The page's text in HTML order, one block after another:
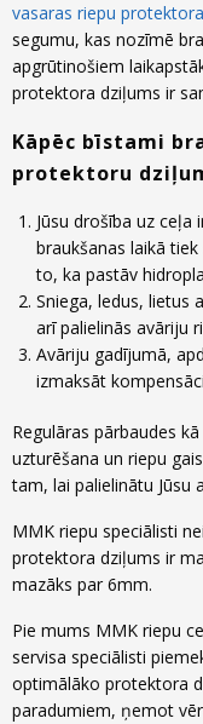
vasaras riepu
segumu, kas nozīmē
apgrūtinošiem
protektora dziļums ir
Kāpēc bīstami
protektoru
Jūsu drošība uz
braukšanas laikā
to, ka pastāv
Sniega, ledus, lietus
arī palielinās avāriju
Avāriju gadījumā,
izmaksāt
Regulāras pārbaudes
uzturēšana un riepu
tam, lai palielinātu
MMK riepu speciālisti
protektora dziļums ir
mazāks par 6mm.
Pie mums MMK riepu
servisa speciālisti
optimālāko protektora
paradumiem, ņemot